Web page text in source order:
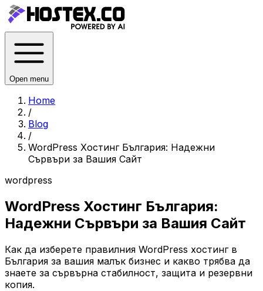
Open menu
Home
/
Blog
/
WordPress Хостинг България: Надежни
Сървъри за Вашия Сайт
wordpress
WordPress Хостинг България:
Надежни Сървъри за Вашия Сайт
Как да изберете правилния WordPress хостинг в
България за вашия малък бизнес и какво трябва да
знаете за сървърна стабилност, защита и резервни
копия.